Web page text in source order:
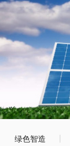
绿色智造